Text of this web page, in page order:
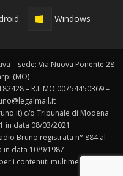
Windows
– sede: Via Nuova Ponente 28
(MO)
– R.I. MO 00754450369 –
c/o Tribunale di Modena
in data 08/03/2021
Bruno registrata n° 884 al
in data 10/9/1987
i contenuti multimediali.